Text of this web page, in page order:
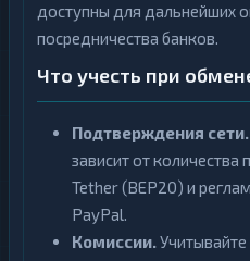
доступны для дальнейших
посредничества банков.
Что учесть при
Подтверждения сети.
зависит от
Tether (BEP20) и
PayPal.
Комиссии.